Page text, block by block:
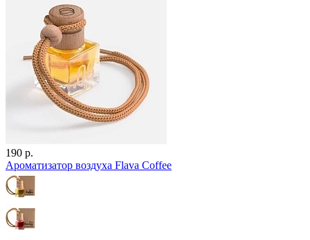
190 р.
Ароматизатор воздуха Flava Coffee